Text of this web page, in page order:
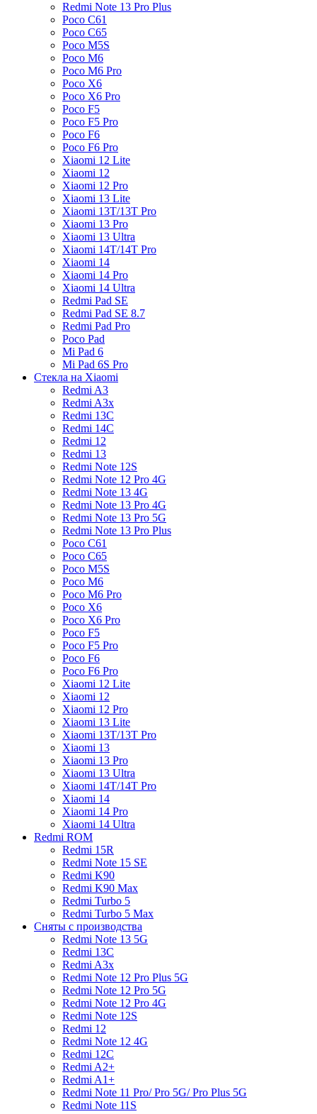
Redmi Note 13 Pro Plus
Poco C61
Poco C65
Poco M5S
Poco M6
Poco M6 Pro
Poco X6
Poco X6 Pro
Poco F5
Poco F5 Pro
Poco F6
Poco F6 Pro
Xiaomi 12 Lite
Xiaomi 12
Xiaomi 12 Pro
Xiaomi 13 Lite
Xiaomi 13T/13T Pro
Xiaomi 13 Pro
Xiaomi 13 Ultra
Xiaomi 14T/14T Pro
Xiaomi 14
Xiaomi 14 Pro
Xiaomi 14 Ultra
Redmi Pad SE
Redmi Pad SE 8.7
Redmi Pad Pro
Poco Pad
Mi Pad 6
Mi Pad 6S Pro
Стекла на Xiaomi
Redmi A3
Redmi A3x
Redmi 13C
Redmi 14C
Redmi 12
Redmi 13
Redmi Note 12S
Redmi Note 12 Pro 4G
Redmi Note 13 4G
Redmi Note 13 Pro 4G
Redmi Note 13 Pro 5G
Redmi Note 13 Pro Plus
Poco C61
Poco C65
Poco M5S
Poco M6
Poco M6 Pro
Poco X6
Poco X6 Pro
Poco F5
Poco F5 Pro
Poco F6
Poco F6 Pro
Xiaomi 12 Lite
Xiaomi 12
Xiaomi 12 Pro
Xiaomi 13 Lite
Xiaomi 13T/13T Pro
Xiaomi 13
Xiaomi 13 Pro
Xiaomi 13 Ultra
Xiaomi 14T/14T Pro
Xiaomi 14
Xiaomi 14 Pro
Xiaomi 14 Ultra
Redmi ROM
Redmi 15R
Redmi Note 15 SE
Redmi K90
Redmi K90 Max
Redmi Turbo 5
Redmi Turbo 5 Max
Сняты с производства
Redmi Note 13 5G
Redmi 13C
Redmi A3x
Redmi Note 12 Pro Plus 5G
Redmi Note 12 Pro 5G
Redmi Note 12 Pro 4G
Redmi Note 12S
Redmi 12
Redmi Note 12 4G
Redmi 12C
Redmi A2+
Redmi A1+
Redmi Note 11 Pro/ Pro 5G/ Pro Plus 5G
Redmi Note 11S